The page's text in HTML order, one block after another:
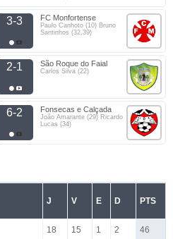
3-3 FC Monfortense
Paulo Canhoto (10) Bruno
Santinhos (32,39)
2-1 São Roque do Faial
Carlos Silva (22)
6-2 Fonsecas e Calçada
João Amarante (29) Ricardo
Lucas (34)
J V E D PTS
18 15 1 2 46